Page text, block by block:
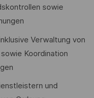
sowie
Verwaltung von
Koordination
und